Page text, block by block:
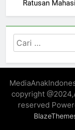
Ratusan
Cari
untuk:
copyright
reserved